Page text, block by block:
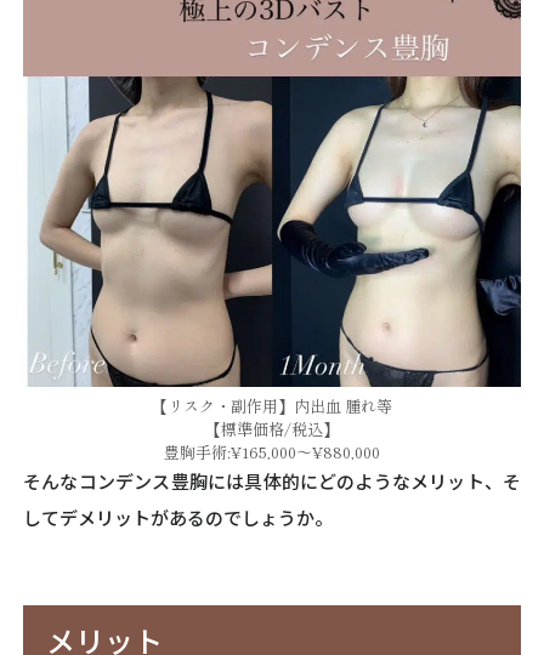
【リスク・副作用】内出血 腫れ等
【標準価格/税込】
豊胸手術:¥165,000～¥880,000
そんなコンデンス豊胸には具体的にどのようなメリット、そ
してデメリットがあるのでしょうか。
メリット